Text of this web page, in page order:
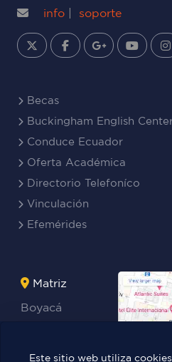
info
soporte
Becas
Buckingham English
Conduce Ecuador
Oferta Académica
Directorio Telefoníco
Vinculación
Efemérides
Matriz
Boyacá
Teresa
Este sitio web utiliza